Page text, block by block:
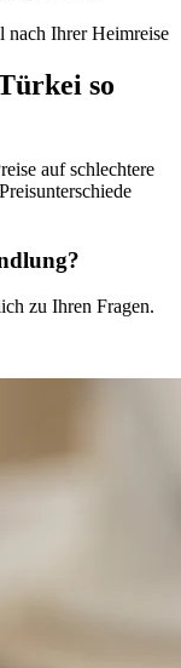
Ihrer Heimreise
so
auf schlechtere
zu Ihren Fragen.